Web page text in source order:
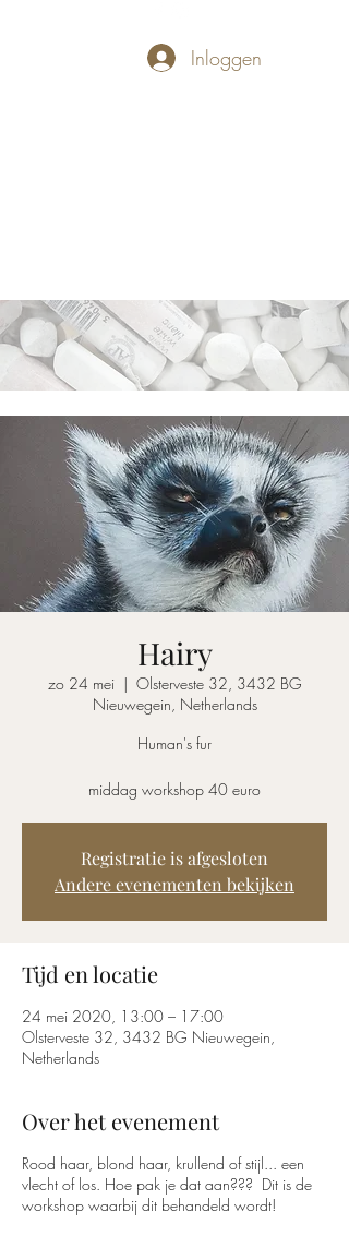
Inloggen
Hairy
zo 24 mei
  |
Olsterveste 32, 3432 BG
Nieuwegein, Netherlands
Human's fur
middag workshop 40 euro
Registratie is afgesloten
Andere evenementen bekijken
Tijd en locatie
24 mei 2020, 13:00 – 17:00
Olsterveste 32, 3432 BG Nieuwegein,
Netherlands
Over het evenement
Rood haar, blond haar, krullend of stijl... een
vlecht of los. Hoe pak je dat aan??? Dit is de
workshop waarbij dit behandeld wordt!